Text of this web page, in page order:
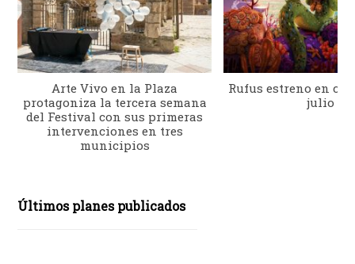
Arte Vivo en la Plaza
protagoniza la tercera semana
del Festival con sus primeras
intervenciones en tres
municipios
Rufus estreno en
julio
Últimos planes publicados